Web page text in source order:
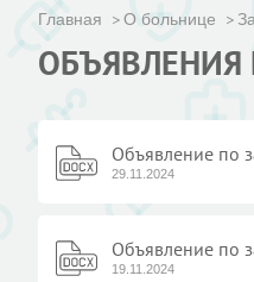
Главная О больнице
ОБЪЯВЛЕНИЯ
Объявление по
29.11.2024
Объявление по
19.11.2024